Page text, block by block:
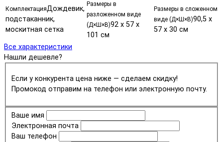
КомплектацияДождевик,
подстаканник,
москитная сетка
Размеры в
разложенном виде
(Д×Ш×В)92 х 57 х
101 см
Размеры в сложенном
виде (Д×Ш×В)90,5 х
57 х 30 см
Все характеристики
Нашли дешевле?
Если у конкурента цена ниже — сделаем скидку!
Промокод отправим на телефон или электронную почту.
Ваше имя
Электронная почта
Ваш телефон